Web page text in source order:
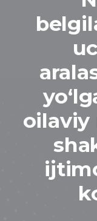
oilaviy